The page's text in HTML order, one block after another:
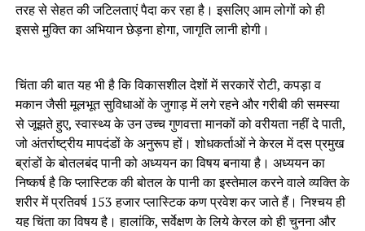
तरह से सेहत की जटिलताएं पैदा कर रहा है। इसलिए आम लोगों को ही
इससे मुक्ति का अभियान छेड़ना होगा, जागृति लानी होगी।
चिंता की बात यह भी है कि विकासशील देशों में सरकारें रोटी, कपड़ा व
मकान जैसी मूलभूत सुविधाओं के जुगाड़ में लगे रहने और गरीबी की समस्या
से जूझते हुए, स्वास्थ्य के उन उच्च गुणवत्ता मानकों को वरीयता नहीं दे पाती,
जो अंतर्राष्ट्रीय मापदंडों के अनुरूप हों। शोधकर्ताओं ने केरल में दस प्रमुख
ब्रांडों के बोतलबंद पानी को अध्ययन का विषय बनाया है। अध्ययन का
निष्कर्ष है कि प्लास्टिक की बोतल के पानी का इस्तेमाल करने वाले व्यक्ति के
शरीर में प्रतिवर्ष 153 हजार प्लास्टिक कण प्रवेश कर जाते हैं। निश्चय ही
यह चिंता का विषय है। हालांकि, सर्वेक्षण के लिये केरल को ही चुनना और